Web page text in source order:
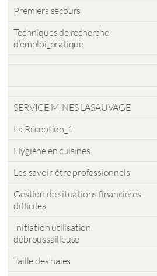
Premiers secours
Techniques de recherche
d’emploi_pratique
SERVICE MINES LASAUVAGE
La Réception_1
Hygiène en cuisines
Les savoir-être professionnels
Gestion de situations financières
difficiles
Initiation utilisation
débroussailleuse
Taille des haies